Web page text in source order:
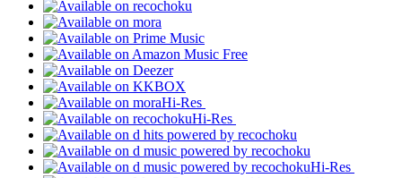
Hi-Res
Hi-Res
Hi-Res